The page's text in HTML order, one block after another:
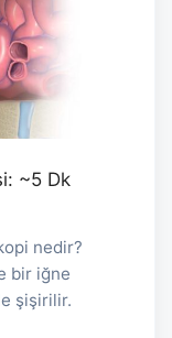
~5 Dk
nedir?
bir iğne
şişirilir.